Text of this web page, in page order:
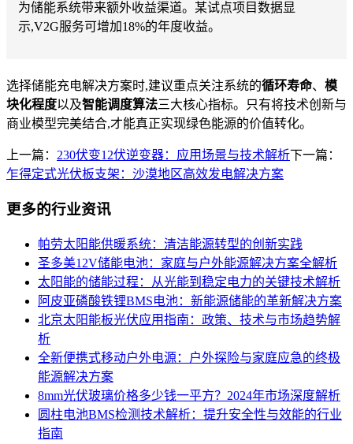
为储能系统带来额外收益渠道。某试点项目数据显
示,V2G服务可增加18%的年度收益。
选择储能充电解决方案时,建议重点关注系统的循环寿命、 模
块化程度以及智能调度算法三大核心指标。只有将技术创新与
商业模型完美结合,才能真正实现绿色能源的价值转化。
上一篇： 230伏变12伏逆变器：应用场景与技术解析下一篇：
乍得定式光伏板支架：沙漠地区高效发电解决方案
更多的行业资讯
帕劳太阳能供暖系统：清洁能源转型的创新实践
圣多美12V储能电池：家庭与户外能源解决方案全解析
太阳能的储能过程：从光能到稳定电力的关键技术解析
阿皮亚磷酸铁锂BMS电池：新能源储能的革新解决方案
北京太阳能板光伏应用指南：政策、技术与市场趋势解
析
全新便携式移动户外电源：户外探险与家庭应急的终极
能源解决方案
8mm光伏玻璃价格多少钱一平方？2024年市场深度解析
圆柱电池BMS检测技术解析：提升安全性与效能的行业
指南